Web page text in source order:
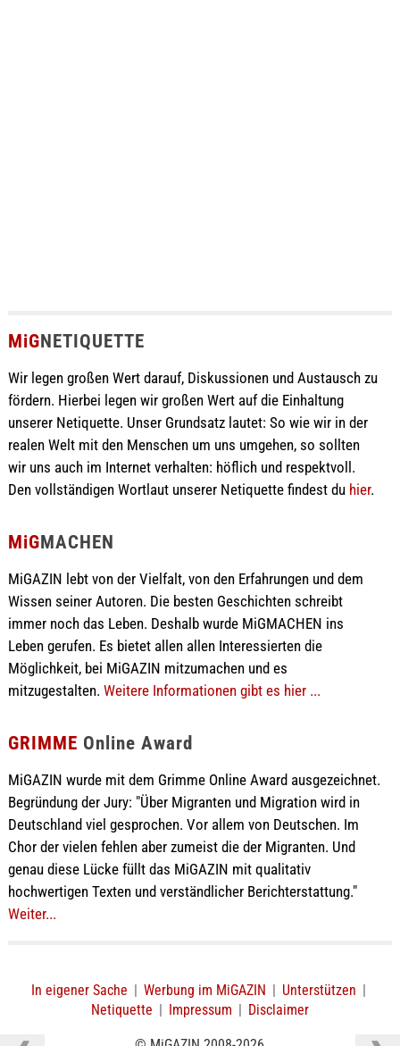
MiGNETIQUETTE
Wir legen großen Wert darauf, Diskussionen und Austausch zu
fördern. Hierbei legen wir großen Wert auf die Einhaltung
unserer Netiquette. Unser Grundsatz lautet: So wie wir in der
realen Welt mit den Menschen um uns umgehen, so sollten
wir uns auch im Internet verhalten: höflich und respektvoll.
Den vollständigen Wortlaut unserer Netiquette findest du hier.
MiGMACHEN
MiGAZIN lebt von der Vielfalt, von den Erfahrungen und dem
Wissen seiner Autoren. Die besten Geschichten schreibt
immer noch das Leben. Deshalb wurde MiGMACHEN ins
Leben gerufen. Es bietet allen allen Interessierten die
Möglichkeit, bei MiGAZIN mitzumachen und es
mitzugestalten. Weitere Informationen gibt es hier ...
GRIMME Online Award
MiGAZIN wurde mit dem Grimme Online Award ausgezeichnet.
Begründung der Jury: "Über Migranten und Migration wird in
Deutschland viel gesprochen. Vor allem von Deutschen. Im
Chor der vielen fehlen aber zumeist die der Migranten. Und
genau diese Lücke füllt das MiGAZIN mit qualitativ
hochwertigen Texten und verständlicher Berichterstattung."
Weiter...
In eigener Sache | Werbung im MiGAZIN | Unterstützen |
Netiquette | Impressum | Disclaimer